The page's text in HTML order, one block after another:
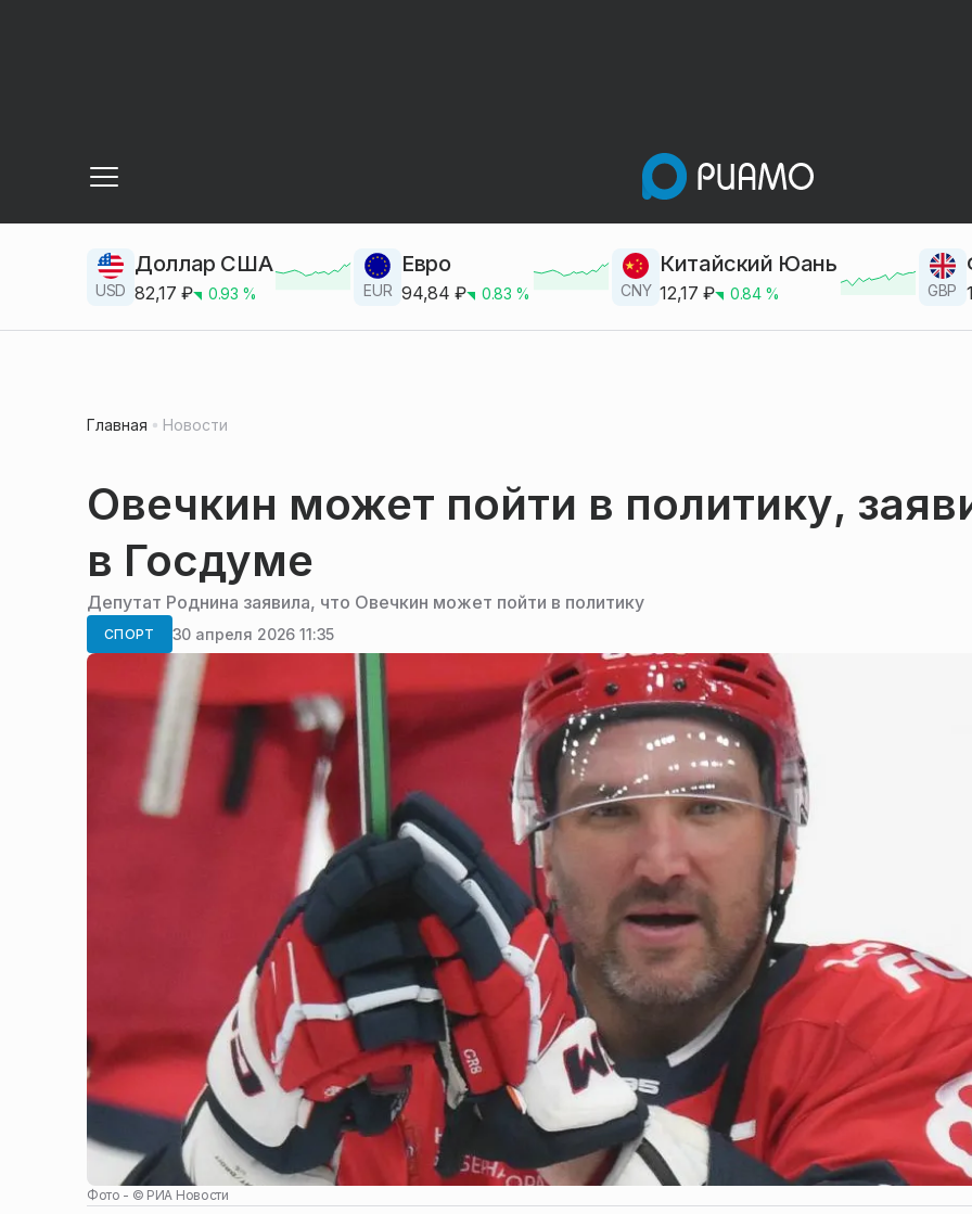
USD
Доллар США
82,17 ₽ 0.93 % EUR
Евро
94,84 ₽ 0.83 % CNY
Китайский Юань
12,17 ₽ 0.84% GBP
Главная Новости
Овечкин может пойти в политику,
в Госдуме
Депутат Роднина заявила, что Овечкин может пойти в политику
СПОРТ 30 апреля 2026 11:35
Фото - © РИА Новости